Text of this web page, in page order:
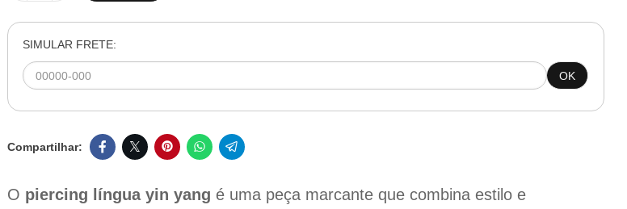
SIMULAR FRETE:
OK
O piercing língua yin yang é uma peça marcante que combina estilo e